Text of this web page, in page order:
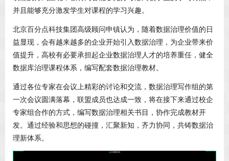
并且能够充分激发学生对课程的学习兴趣。
北京百分点科技集团高级顾问申镇认为，随着数据治理价值的日
益显现，会有越来越多的企业开始引入数据治理，为企业带来价
值提升，高校有必要承担起企业数据治理人才的培养重任，健全
数据库治理课程体系，编写配套数据治理教材。
通过各位专家在会议上精彩的讨论和交流，数据治理写作组的第
一次会议圆满落幕，联盟成员也达成一致，将在接下来通过校企
专家组合作的方式，编写数据治理相关书目，协作完成教材开
发。通过经验和思想的碰撞，汇聚新知，齐力协同，共铸数据治
理新体系。